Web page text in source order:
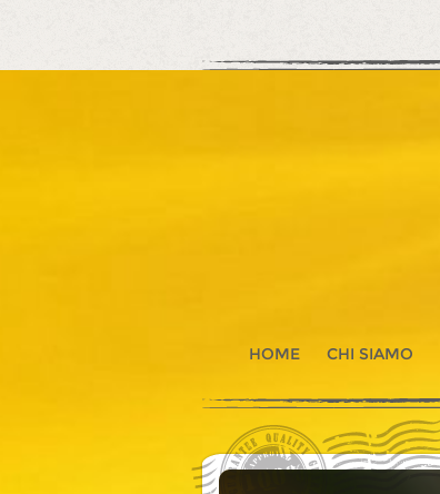
HOME CHI SIAMO